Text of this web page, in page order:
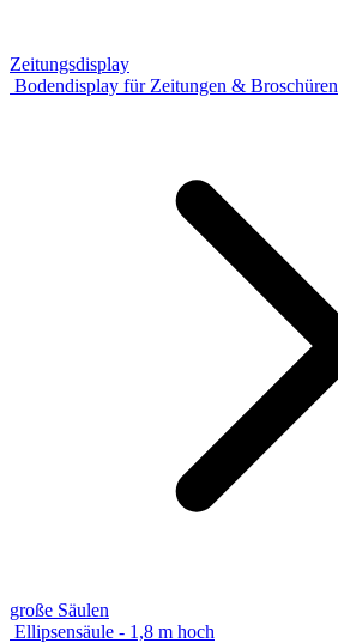
Zeitungsdisplay
Bodendisplay für Zeitungen & Broschüren
große Säulen
Ellipsensäule - 1,8 m hoch